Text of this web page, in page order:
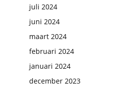
juli 2024
juni 2024
maart 2024
februari 2024
januari 2024
december 2023